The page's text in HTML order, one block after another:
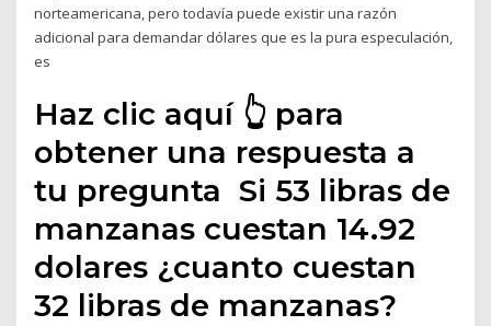
norteamericana, pero todavía puede existir una razón
adicional para demandar dólares que es la pura especulación,
es
Haz clic aquí 👆 para
obtener una respuesta a
tu pregunta ️ Si 53 libras de
manzanas cuestan 14.92
dolares ¿cuanto cuestan
32 libras de manzanas?